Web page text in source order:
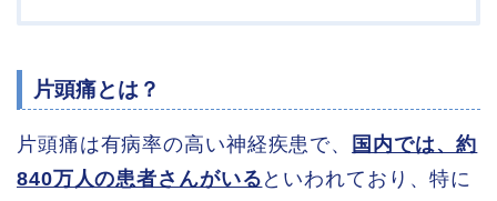
片頭痛とは？
片頭痛は有病率の高い神経疾患で、
国内では、約
840万人の患者さんがいる といわれており、特に